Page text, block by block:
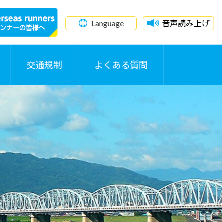
Language 音声読み上げ
交通規制 よくある質問